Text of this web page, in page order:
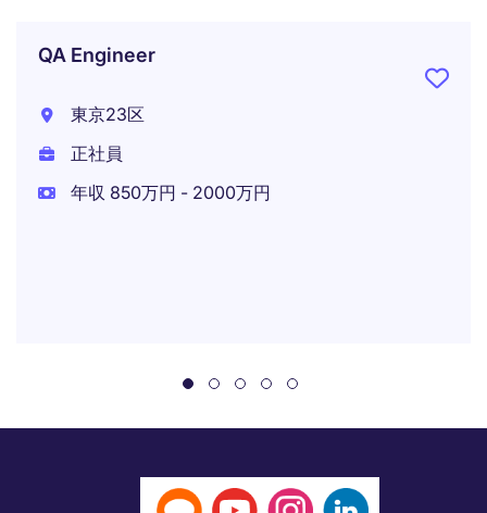
QA Engineer
東京23区
正社員
年収 850万円 - 2000万円